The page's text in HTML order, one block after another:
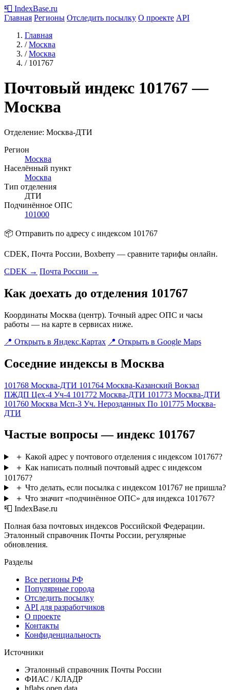
📮 IndexBase.ru
Главная Регионы Отследить посылку О проекте API
Главная
/ Москва
/ Москва
/ 101767
Почтовый индекс 101767 —
Москва
Отделение: Москва-ДТИ
Регион
Москва
Населённый пункт
Москва
Тип отделения
ДТИ
Подчинённое ОПС
101000
📦 Отправить по адресу с индексом 101767
CDEK, Почта России, Boxberry — сравните тарифы онлайн.
CDEK → Почта России →
Как доехать до отделения 101767
Координаты Москва (центр). Точный адрес ОПС и часы
работы — на карте в сервисах ниже.
📍 Открыть в Яндекс.Картах 📍 Открыть в Google Maps
Соседние индексы в Москва
101768 Москва-ДТИ 101764 Москва-Казанский Вокзал
ПЖДП Цех-4 Уч-4 101772 Москва-ДТИ 101773 Москва-ДТИ
101760 Москва Мсп-3 Уч. Нерозданных По 101775 Москва-
ДТИ
Частые вопросы — индекс 101767
＋ Какой адрес у почтового отделения с индексом 101767?
＋ Как написать полный почтовый адрес с индексом
101767?
＋ Что делать, если посылка с индексом 101767 не пришла?
＋ Что значит «подчинённое ОПС» для индекса 101767?
📮 IndexBase.ru
Полная база почтовых индексов Российской Федерации.
Эталонный справочник Почты России, регулярные
обновления.
Разделы
Все регионы РФ
Популярные города
Отследить посылку
API для разработчиков
О проекте
Контакты
Конфиденциальность
Источники
Эталонный справочник Почты России
ФИАС / КЛАДР